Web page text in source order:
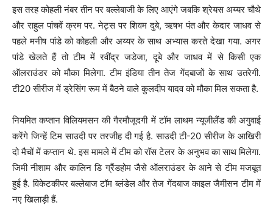
इस तरह कोहली नंबर तीन पर बल्लेबाजी के लिए आएंगे जबकि श्रेयस अय्यर चौथे
और राहुल पांचवें क्रम पर. नेट्स पर शिवम दुबे, ऋषभ पंत और केदार जाधव से
पहले मनीष पांडे को कोहली और अय्यर के साथ अभ्यास करते देखा गया. अगर
पांडे खेलते हैं तो टीम में रवींद्र जडेजा, दूबे और जाधव में से किसी एक
ऑलराउंडर को मौका मिलेगा. टीम इंडिया तीन तेज गेंदबाजों के साथ उतरेगी.
टी20 सीरीज में ड्रेसिंग रूम में बैठने वाले कुलदीप यादव को मौका मिल सकता है.
नियमित कप्तान विलियमसन की गैरमौजूदगी में टॉम लाथम न्यूजीलैंड की अगुवाई
करेंगे जिन्हें टिम साउदी पर तरजीह दी गई है. साउदी टी-20 सीरीज के आखिरी
दो मैचों में कप्तान थे. इस मामले में टीम को रॉस टेलर के अनुभव का साथ मिलेगा.
जिमी नीशाम और कालिन डि ग्रैंडहोम जैसे ऑलराउंडर के आने से टीम मजबूत
हुई है. विकेटकीपर बल्लेबाज टॉम ब्लंडेल और तेज गेंदबाज काइल जैमीसन टीम में
नए खिलाड़ी हैं.